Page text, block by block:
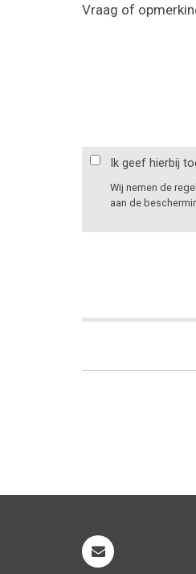
Vraag of
Ik geef hierbij
Wij nemen de
aan de